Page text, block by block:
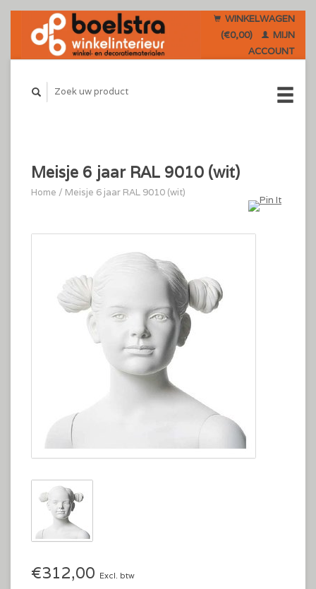
WINKELWAGEN
(€0,00)
MIJN
ACCOUNT
Meisje 6 jaar RAL 9010 (wit)
Home / Meisje 6 jaar RAL 9010 (wit)
€312,00 Excl. btw